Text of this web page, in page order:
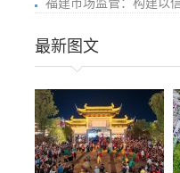
福建市场监管：构建以
最新图文